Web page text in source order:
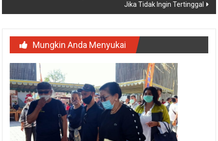
Jika Tidak Ingin Tertinggal
Mungkin Anda Menyukai